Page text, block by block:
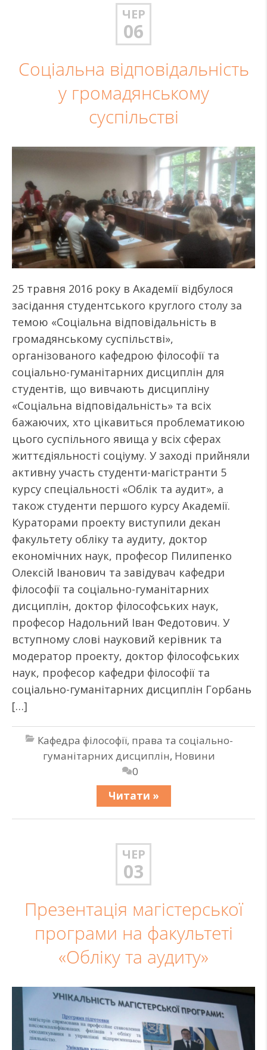
ЧЕР
06
Соціальна відповідальність
у громадянському
суспільстві
25 травня 2016 року в Академії відбулося
засідання студентського круглого столу за
темою «Соціальна відповідальність в
громадянському суспільстві»,
організованого кафедрою філософії та
соціально-гуманітарних дисциплін для
студентів, що вивчають дисципліну
«Соціальна відповідальність» та всіх
бажаючих, хто цікавиться проблематикою
цього суспільного явища у всіх сферах
життєдіяльності соціуму. У заході прийняли
активну участь студенти-магістранти 5
курсу спеціальності «Облік та аудит», а
також студенти першого курсу Академії.
Кураторами проекту виступили декан
факультету обліку та аудиту, доктор
економічних наук, професор Пилипенко
Олексій Іванович та завідувач кафедри
філософії та соціально-гуманітарних
дисциплін, доктор філософських наук,
професор Надольний Іван Федотович. У
вступному слові науковий керівник та
модератор проекту, доктор філософських
наук, професор кафедри філософії та
соціально-гуманітарних дисциплін Горбань
[…]
Кафедра філософії, права та соціально-
гуманітарних дисциплін, Новини
0
Читати »
ЧЕР
03
Презентація магістерської
програми на факультеті
«Обліку та аудиту»